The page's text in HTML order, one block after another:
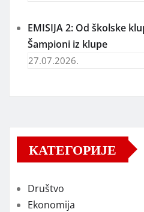
EMISIJA 2: Od školske
Šampioni iz klupe
27.07.2026.
КАТЕГОРИЈЕ
Društvo
Ekonomija